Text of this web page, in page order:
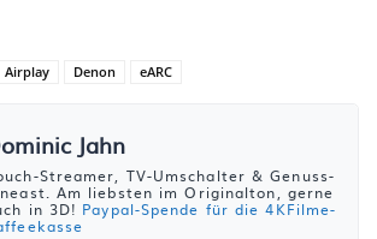
Airplay Denon eARC
Jahn
Streamer, TV-Umschalter & Genuss-
Am liebsten im Originalton, gerne
in 3D! Paypal-Spende für die 4KFilme-